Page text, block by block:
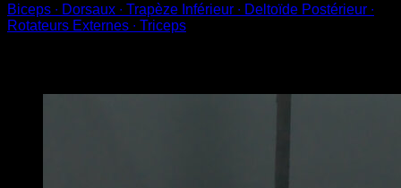
Biceps ∙ Dorsaux ∙ Trapèze Inférieur ∙ Deltoïde Postérieur ∙
Rotateurs Externes ∙ Triceps